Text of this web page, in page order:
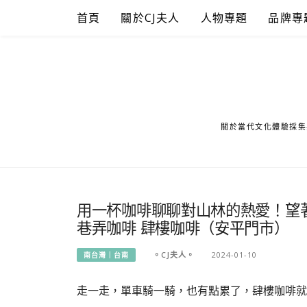
首頁 關於CJ夫人 人物專題 品牌專
關於當代文化體驗採
用一杯咖啡聊聊對山林的熱愛！
巷弄咖啡 肆樓咖啡（安平門市）
南台灣｜台南 。CJ夫人。 2024-01-10
走一走，單車騎一騎，也有點累了，肆樓咖啡